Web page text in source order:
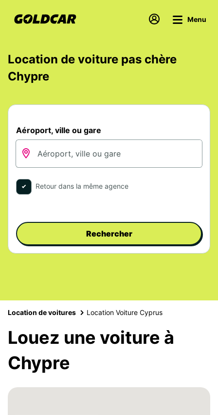
Menu
Location de voiture pas chère
Chypre
Aéroport, ville ou gare
Retour dans la même agence
Rechercher
Location de voitures Location Voiture Cyprus
Louez une voiture à
Chypre